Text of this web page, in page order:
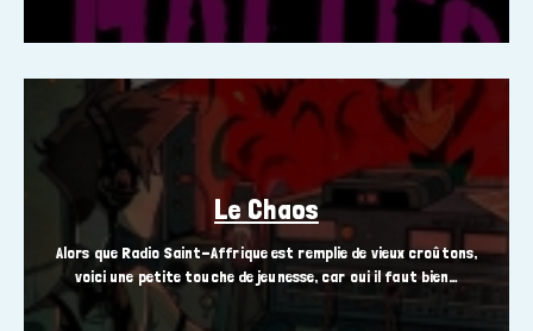
Le Chaos
Alors que Radio Saint-Affrique est remplie de vieux croûtons,
voici une petite touche de jeunesse, car oui il faut bien…